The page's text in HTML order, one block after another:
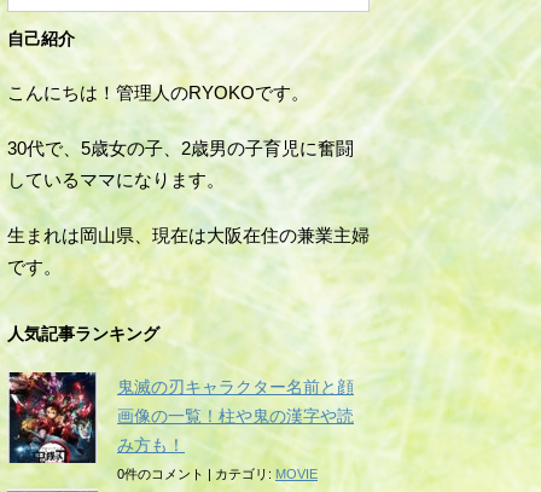
自己紹介
こんにちは！管理人のRYOKOです。
30代で、5歳女の子、2歳男の子育児に奮闘
しているママになります。
生まれは岡山県、現在は大阪在住の兼業主婦
です。
人気記事ランキング
鬼滅の刃キャラクター名前と顔
画像の一覧！柱や鬼の漢字や読
み方も！
0件のコメント |カテゴリ: MOVIE